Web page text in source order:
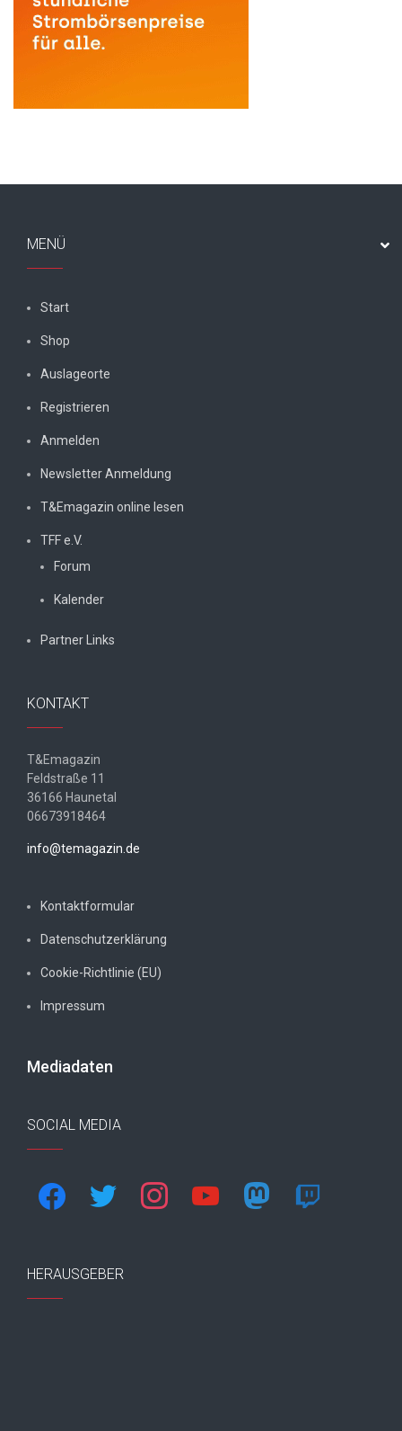
MENÜ
Start
Shop
Auslageorte
Registrieren
Anmelden
Newsletter Anmeldung
T&Emagazin online lesen
TFF e.V.
Forum
Kalender
Partner Links
KONTAKT
T&Emagazin
Feldstraße 11
36166 Haunetal
06673918464
info@temagazin.de
Kontaktformular
Datenschutzerklärung
Cookie-Richtlinie (EU)
Impressum
Mediadaten
SOCIAL MEDIA
facebook twitter instagram youtube mastodon twitch
HERAUSGEBER